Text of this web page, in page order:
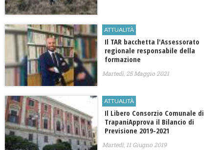
ATTUALITÀ
​Il TAR bacchetta l'Assessorato
regionale responsabile della
formazione
Martedì, 25 Maggio 2021
ATTUALITÀ
Il Libero Consorzio Comunale di
TrapaniApprova il Bilancio di
Previsione 2019-2021
Martedì, 11 Giugno 2019